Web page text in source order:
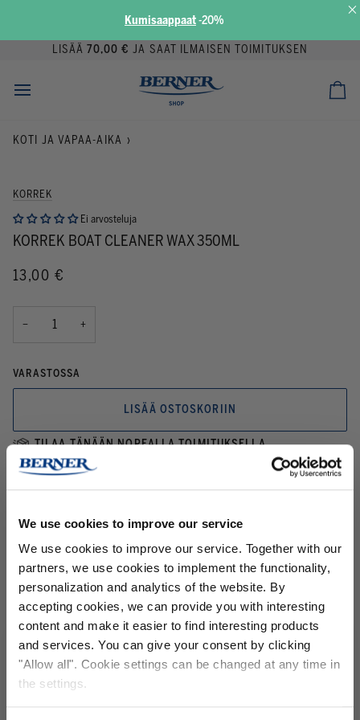
×
Kumisaappaat-20%
We use cookies to improve our service
We use cookies to improve our service. Together with our
partners, we use cookies to implement the functionality,
personalization and analytics of the website. By
accepting cookies, we can provide you with interesting
content and make it easier to find interesting products
and services. You can give your consent by clicking
"Allow all". Cookie settings can be changed at any time in
the settings.
LISÄÄ70,00 € JA SAAT ILMAISEN TOIMITUKSEN
KOTI JA VAPAA-AIKA ›
KORREK
Ei arvosteluja
KORREK BOAT CLEANER WAX 350ML
13,00 €
− +
VARASTOSSA
LISÄÄ OSTOSKORIIN
TILAA TÄNÄÄN NOPEALLA TOIMITUKSELLA
TUOTEKUVAUS
Syväpuhdistava venevaha himmenneille tai hapettuneille gelcoat-,
Käyttöturvatiedote: KORREK Boat Cleaner Wax
AINESOSAT
VAROITUKSET JA TURVALLISUUS
KÄYTTÖ- JA LAJITTELUOHJEET
Tilaa uutiskirjeemme jasaat -15%
alennuksenseuraavalle tilauksellesi!